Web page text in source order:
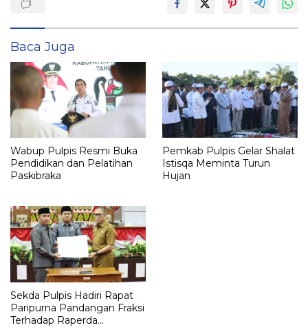
Baca Juga
Wabup Pulpis Resmi Buka
Pendidikan dan Pelatihan
Paskibraka
Pemkab Pulpis Gelar Shalat
Istisqa Meminta Turun
Hujan
Sekda Pulpis Hadiri Rapat
Paripurna Pandangan Fraksi
Terhadap Raperda